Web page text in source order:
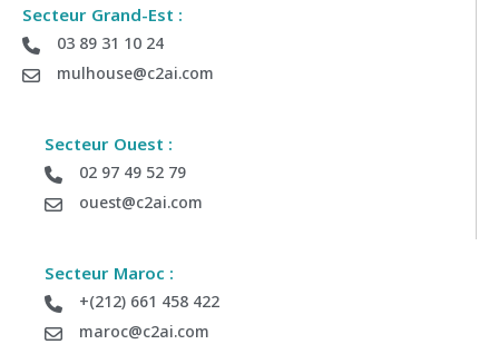
Secteur Grand-Est :
03 89 31 10 24
mulhouse@c2ai.com
Secteur Ouest :
02 97 49 52 79
ouest@c2ai.com
Secteur Maroc :
+(212) 661 458 422
maroc@c2ai.com